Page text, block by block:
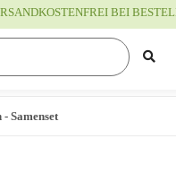
BEI
Samenset